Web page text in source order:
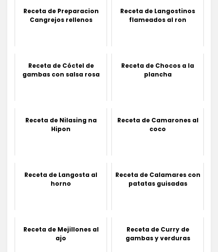
Receta de Preparacion
Cangrejos rellenos
Receta de Langostinos
flameados al ron
Receta de Cóctel de
gambas con salsa rosa
Receta de Chocos a la
plancha
Receta de Nilasing na
Hipon
Receta de Camarones al
coco
Receta de Langosta al
horno
Receta de Calamares con
patatas guisadas
Receta de Mejillones al
ajo
Receta de Curry de
gambas y verduras